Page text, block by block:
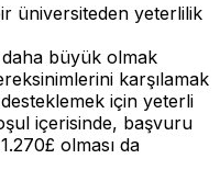
üniversiteden yeterlilik
daha büyük olmak
karşılamak
için yeterli
içerisinde, başvuru
olması da